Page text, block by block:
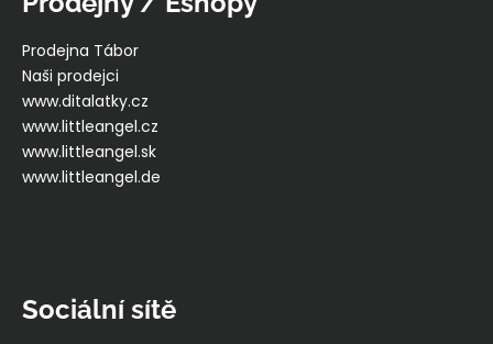
Prodejna Tábor
Naši prodejci
www.ditalatky.cz
www.littleangel.cz
www.littleangel.sk
www.littleangel.de
Sociální sítě